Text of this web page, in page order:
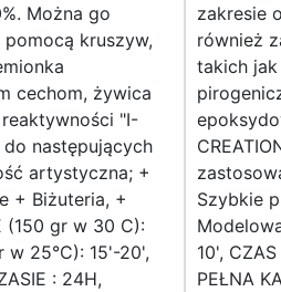
Można go
kruszyw,
cechom, żywica
"I-
do następujących
artystyczna; +
+ Biżuteria, +
(150 gr w 30 C):
w 25°C): 15'-20',
: 24H,
zakresie
również
takich
Szybkie
10',
PEŁNA